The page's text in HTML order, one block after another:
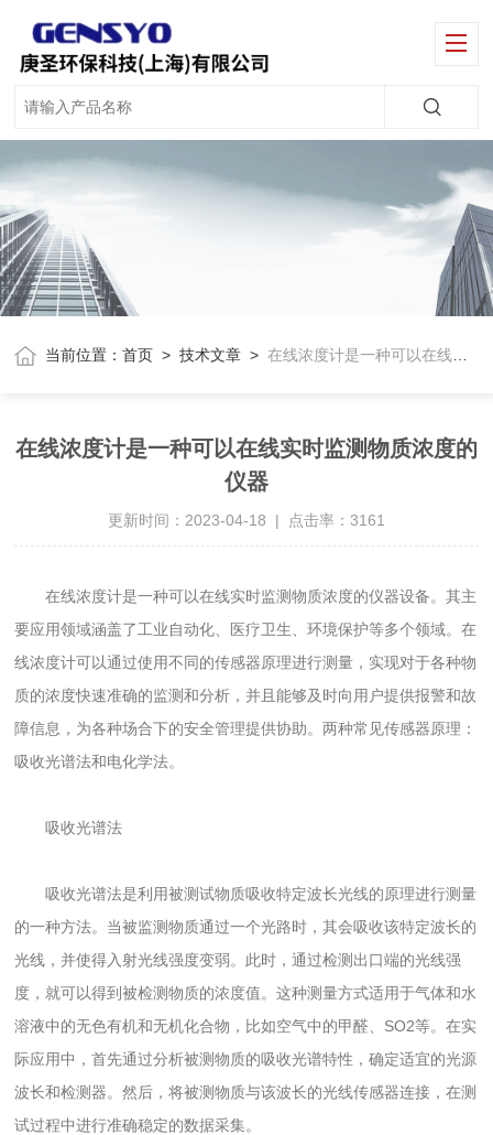
当前位置：首页 >技术文章 >在线浓度计是一种可以在线实时监测物质浓度的仪器
在线浓度计是一种可以在线实时监测物质浓度的
仪器
更新时间：2023-04-18 | 点击率：3161
在线浓度计是一种可以在线实时监测物质浓度的仪器设备。其主
要应用领域涵盖了工业自动化、医疗卫生、环境保护等多个领域。在
线浓度计可以通过使用不同的传感器原理进行测量，实现对于各种物
质的浓度快速准确的监测和分析，并且能够及时向用户提供报警和故
障信息，为各种场合下的安全管理提供协助。两种常见传感器原理：
吸收光谱法和电化学法。
吸收光谱法
吸收光谱法是利用被测试物质吸收特定波长光线的原理进行测量
的一种方法。当被监测物质通过一个光路时，其会吸收该特定波长的
光线，并使得入射光线强度变弱。此时，通过检测出口端的光线强
度，就可以得到被检测物质的浓度值。这种测量方式适用于气体和水
溶液中的无色有机和无机化合物，比如空气中的甲醛、SO2等。在实
际应用中，首先通过分析被测物质的吸收光谱特性，确定适宜的光源
波长和检测器。然后，将被测物质与该波长的光线传感器连接，在测
试过程中进行准确稳定的数据采集。